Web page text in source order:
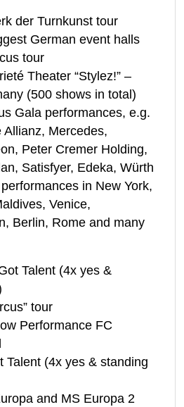
der Turnkunst tour
German event halls
tour
Theater “Stylez!” –
(500 shows in total)
Gala performances, e.g.
Mercedes,
Peter Cremer Holding,
Satisfyer, Edeka, Würth
in New York,
Venice,
Berlin, Rome and many
Talent (4x yes &
tour
Performance FC
Talent (4x yes & standing
and MS Europa 2